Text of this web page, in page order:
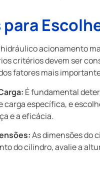
acionamento
critérios devem ser
fatores mais
É fundamental
carga específica, e
e a eficácia.
As dimensões do
do cilindro, avalie a